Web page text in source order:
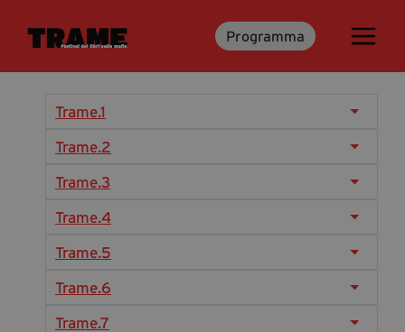
Programma
Trame.15
Ospiti
Media & Press
Cartella Stampa
Rassegna Stampa
Trame.1
Trame.2
Trame.3
Trame.4
Trame.5
Trame.6
Trame.7